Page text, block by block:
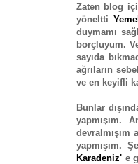
Zaten blog
yöneltti
duymamı
borçluyum.
sayıda
ağrıların
ve en keyifli
Bunlar
yapmışım.
devralmışım
yapmışım.
Karadeniz' e